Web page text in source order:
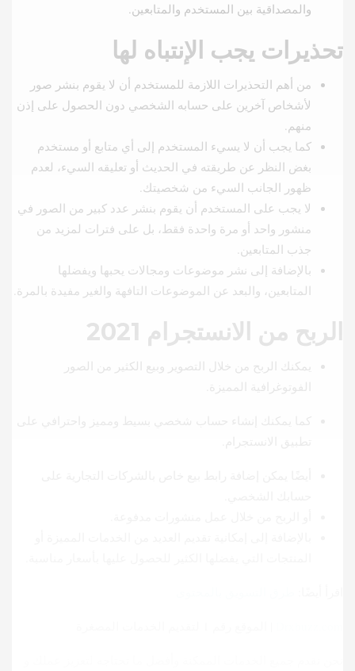
والمصداقية بين المستخدم والمتابعين.
تحذيرات يجب الإنتباه لها
من أهم التحذيرات اللازمة للمستخدم أن لا يقوم بنشر صور
لأشخاص آخرين على حسابه الشخصي دون الحصول على إذن
منهم.
كما يجب أن لا يسيء المستخدم إلى أي متابع أو مستخدم
بغض النظر عن طريقته في الحديث أو تعليقه السيء، لعدم
ظهور الجانب السيء من شخصيتك.
لا يجب على المستخدم أن يقوم بنشر عدد كبير من الصور في
منشور واحد أو مرة واحدة فقط، بل على فترات لمزيد من
جذب المتابعين.
بالإضافة إلى نشر موضوعات ومجالات يحبها ويفضلها
المتابعين، والبعد عن الموضوعات التافهة والغير مفيدة بالمرة.
الربح من الانستجرام 2021
يمكنك الربح من خلال التصوير وبيع الكثير من الصور
الفوتوغرافية المميزة.